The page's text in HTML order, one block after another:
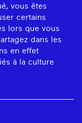
vous êtes
certains
lors que vous
dans les
en effet
à la culture